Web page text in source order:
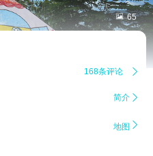
 65
168条评论 
简介 
地图 